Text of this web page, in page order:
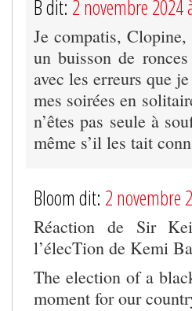
B dit: 2 novembre 2024
Je compatis,
un buisson de
avec les erreurs que
mes soirées en
n’êtes pas seule à
même s’il les tait
Bloom dit: 2 novembre
Réaction de Sir
l’élecTion de Kemi
The election of a
moment for our